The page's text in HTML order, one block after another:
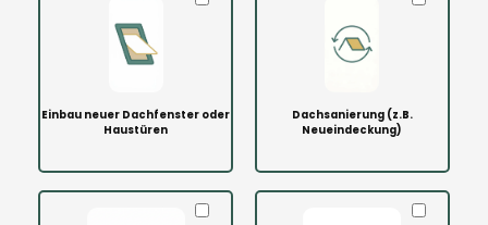
Einbau neuer Dachfenster oder
Haustüren
Dachsanierung (z.B.
Neueindeckung)